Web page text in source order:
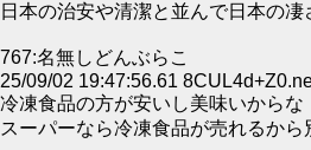
日本の治安や清潔と並んで日本の凄
767:名無しどんぶらこ
25/09/02 19:47:56.61
冷凍食品の方が安いし美味いからな
スーパーなら冷凍食品が売れるから